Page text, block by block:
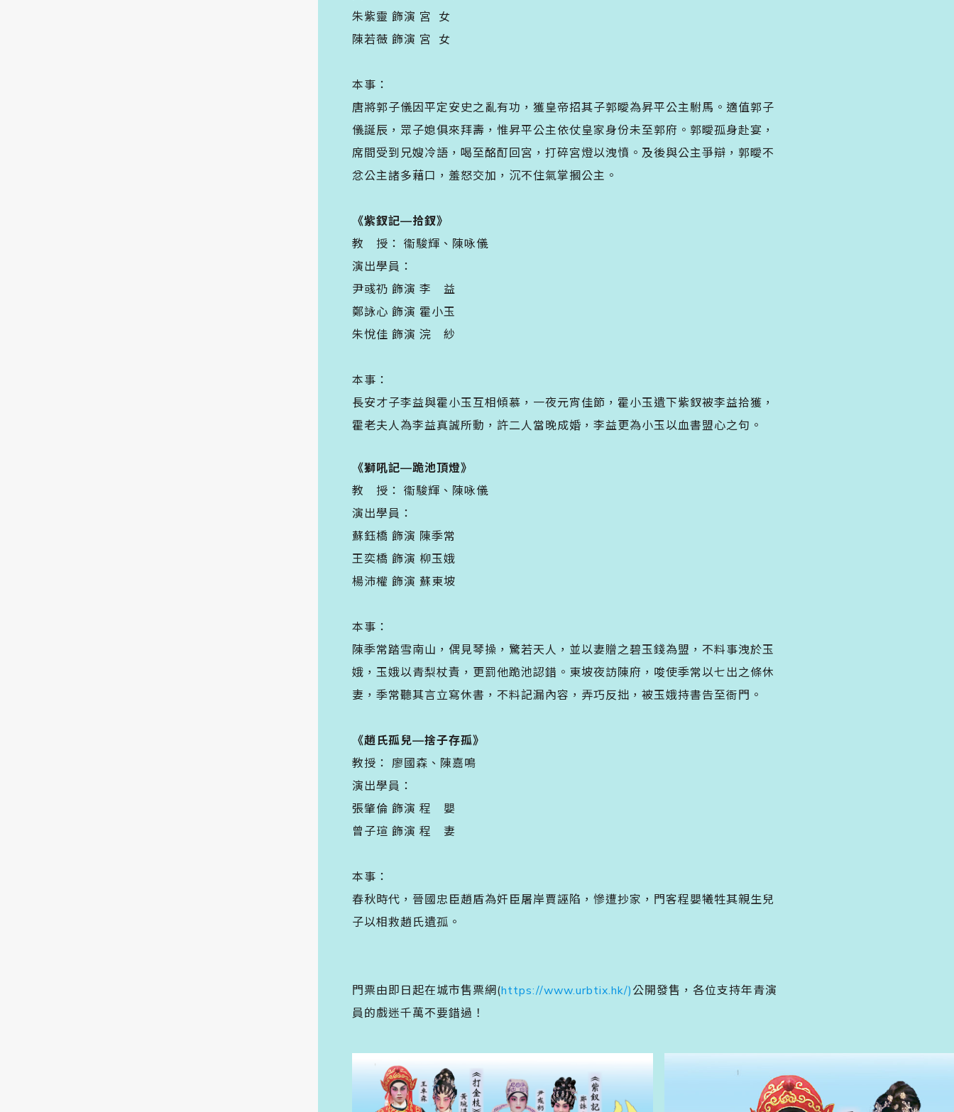
朱紫靈 飾演 宮 女
陳若薇 飾演 宮 女
本事：
唐將郭子儀因平定安史之亂有功，獲皇帝招其子郭曖為昇平公主駙馬。適值郭子
儀誕辰，眾子媳俱來拜壽，惟昇平公主依仗皇家身份未至郭府。郭曖孤身赴宴，
席間受到兄嫂冷語，喝至酩酊回宮，打碎宮燈以洩憤。及後與公主爭辯，郭曖不
忿公主諸多藉口，羞怒交加，沉不住氣掌摑公主。
《紫釵記—拾釵》
教 授： 衞駿輝、陳咏儀
演出學員：
尹彧礽 飾演 李 益
鄭詠心 飾演 霍小玉
朱悅佳 飾演 浣 紗
本事：
長安才子李益與霍小玉互相傾慕，一夜元宵佳節，霍小玉遺下紫釵被李益拾獲，
霍老夫人為李益真誠所動，許二人當晚成婚，李益更為小玉以血書盟心之句。
《獅吼記—跪池頂燈》
教 授： 衞駿輝、陳咏儀
演出學員：
蘇鈺橋 飾演 陳季常
王奕橋 飾演 柳玉娥
楊沛權 飾演 蘇東坡
本事：
陳季常踏雪南山，偶見琴操，驚若天人，並以妻贈之碧玉錢為盟，不料事洩於玉
娥，玉娥以青梨杖責，更罰他跪池認錯。東坡夜訪陳府，唆使季常以七出之條休
妻，季常聽其言立寫休書，不料記漏內容，弄巧反拙，被玉娥持書告至衙門。
《趙氏孤兒—捨子存孤》
教授： 廖國森、陳嘉鳴
演出學員：
張肇倫 飾演 程 嬰
曾子瑄 飾演 程 妻
本事：
春秋時代，晉國忠臣趙盾為奸臣屠岸賈誣陷，慘遭抄家，門客程嬰犧牲其親生兒
子以相救趙氏遺孤。
門票由即日起在城市售票網(https://www.urbtix.hk/)公開發售，各位支持年青演
員的戲迷千萬不要錯過！